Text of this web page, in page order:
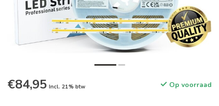
€84,95 Incl. 21% btw Op voorraad